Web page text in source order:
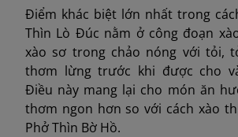
Điểm khác biệt lớn nhất trong
Thìn Lò Đúc nằm ở công đoạn
xào sơ trong chảo nóng với tỏi,
thơm lừng trước khi được cho
Điều này mang lại cho món ăn
thơm ngon hơn so với cách xào
Phở Thìn Bờ Hồ.